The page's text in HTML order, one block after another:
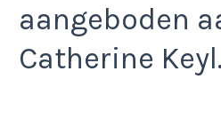
aangeboden
Catherine Keyl.